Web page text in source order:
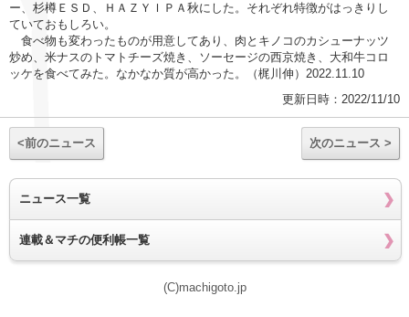
ー、杉樽ＥＳＤ、ＨＡＺＹＩＰＡ秋にした。それぞれ特徴がはっきりし
ていておもしろい。
食べ物も変わったものが用意してあり、肉とキノコのカシューナッツ
炒め、米ナスのトマトチーズ焼き、ソーセージの西京焼き、大和牛コロ
ッケを食べてみた。なかなか質が高かった。（梶川伸）2022.11.10
更新日時：2022/11/10
<前のニュース 次のニュース >
ニュース一覧
連載＆マチの便利帳一覧
(C)machigoto.jp